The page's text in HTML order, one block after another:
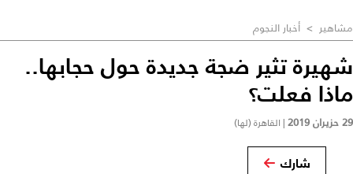
مشاهير > أخبار النجوم
شهيرة تثير ضجة جديدة حول حجابها..
ماذا فعلت؟
29 حزيران 2019 | القاهرة (لها)
شارك